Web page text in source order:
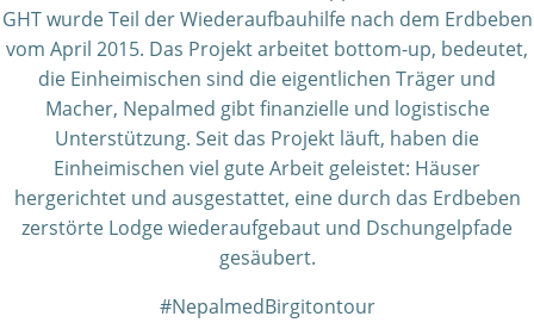
GHT wurde Teil der Wiederaufbauhilfe nach dem Erdbeben
vom April 2015. Das Projekt arbeitet bottom-up, bedeutet,
die Einheimischen sind die eigentlichen Träger und
Macher, Nepalmed gibt finanzielle und logistische
Unterstützung. Seit das Projekt läuft, haben die
Einheimischen viel gute Arbeit geleistet: Häuser
hergerichtet und ausgestattet, eine durch das Erdbeben
zerstörte Lodge wiederaufgebaut und Dschungelpfade
gesäubert.
#NepalmedBirgitontour